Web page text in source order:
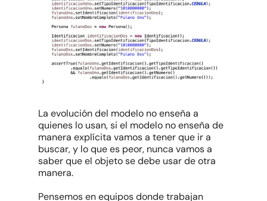
La evolución del modelo no enseña a
quienes lo usan, si el modelo no enseña de
manera explícita vamos a tener que ir a
buscar, y lo que es peor, nunca vamos a
saber que el objeto se debe usar de otra
manera.
Pensemos en equipos donde trabajan